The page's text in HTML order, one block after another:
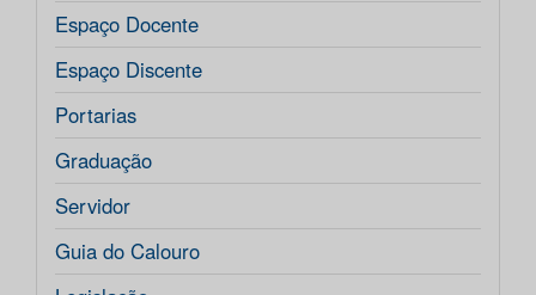
Espaço Docente
Espaço Discente
Portarias
Graduação
Servidor
Guia do Calouro